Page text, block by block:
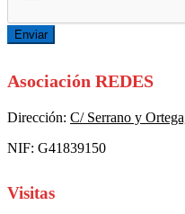
Enviar
Asociación REDES
Dirección: C/ Serrano y
NIF: G41839150
Visitas